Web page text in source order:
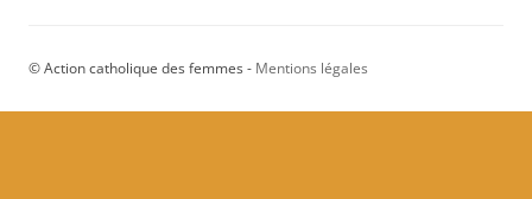
© Action catholique des femmes - Mentions légales